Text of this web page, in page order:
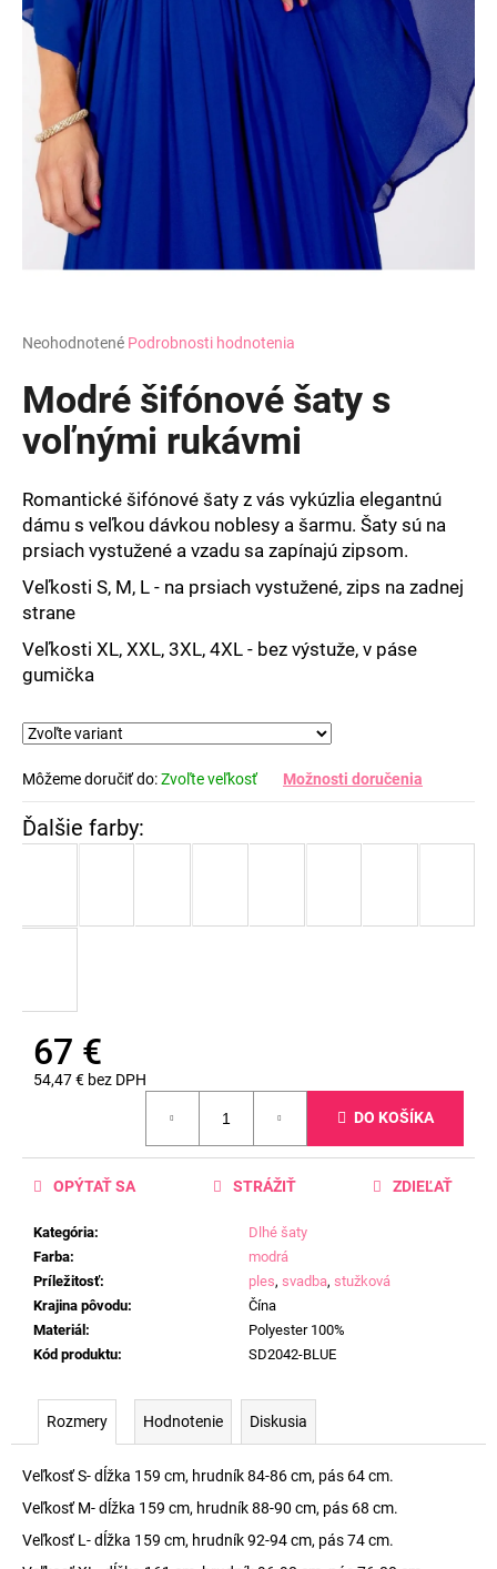
Priemerné
produktu
je
z
hviezdičiek.
Neohodnotené Podrobnosti hodnotenia
Modré šifónové šaty s
voľnými rukávmi
Romantické šifónové šaty z vás vykúzlia elegantnú
dámu s veľkou dávkou noblesy a šarmu. Šaty sú na
prsiach vystužené a vzadu sa zapínajú zipsom.
Veľkosti S, M, L - na prsiach vystužené, zips na zadnej
strane
Veľkosti XL, XXL, 3XL, 4XL - bez výstuže, v páse
gumička
Môžeme doručiť do:Zvoľte veľkosť Možnosti doručenia
67 €
54,47 € bez DPH
DO KOŠÍKA
Kategória:
Dlhé šaty
Farba:
modrá
Príležitosť: ples, svadba, stužková
Krajina pôvodu:
Čína
Materiál :
Polyester 100%
Kód produktu: SD2042-BLUE
OPÝTAŤ SA STRÁŽIŤ ZDIEĽAŤ
Rozmery Hodnotenie Diskusia
Veľkosť S- dĺžka 159 cm, hrudník 84-86 cm, pás 64 cm.
Veľkosť M- dĺžka 159 cm, hrudník 88-90 cm, pás 68 cm.
Veľkosť L- dĺžka 159 cm, hrudník 92-94 cm, pás 74 cm.